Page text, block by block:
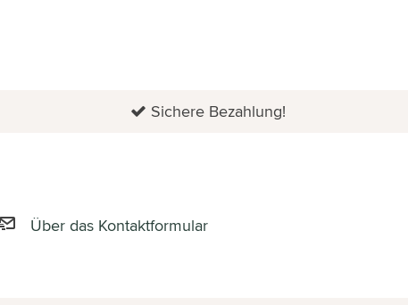
Sichere Bezahlung!
Über das Kontaktformular